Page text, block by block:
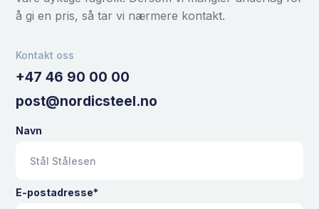
å gi en pris, så tar vi nærmere kontakt.
Kontakt oss
+47 46 90 00 00
post@nordicsteel.no
Navn
E-postadresse*